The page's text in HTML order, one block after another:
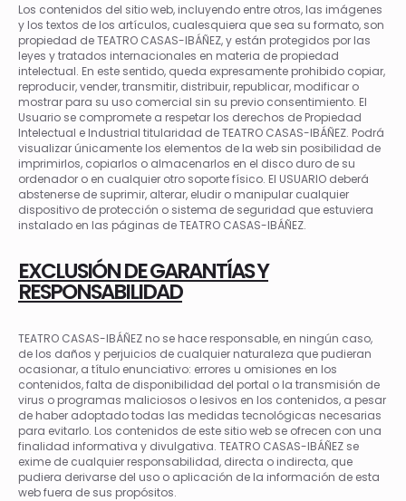
Los contenidos del sitio web, incluyendo entre otros, las imágenes
y los textos de los artículos, cualesquiera que sea su formato, son
propiedad de TEATRO CASAS-IBÁÑEZ, y están protegidos por las
leyes y tratados internacionales en materia de propiedad
intelectual. En este sentido, queda expresamente prohibido copiar,
reproducir, vender, transmitir, distribuir, republicar, modificar o
mostrar para su uso comercial sin su previo consentimiento. El
Usuario se compromete a respetar los derechos de Propiedad
Intelectual e Industrial titularidad de TEATRO CASAS-IBÁÑEZ. Podrá
visualizar únicamente los elementos de la web sin posibilidad de
imprimirlos, copiarlos o almacenarlos en el disco duro de su
ordenador o en cualquier otro soporte físico. El USUARIO deberá
abstenerse de suprimir, alterar, eludir o manipular cualquier
dispositivo de protección o sistema de seguridad que estuviera
instalado en las páginas de TEATRO CASAS-IBÁÑEZ.
EXCLUSIÓN DE GARANTÍAS Y
RESPONSABILIDAD
TEATRO CASAS-IBÁÑEZ no se hace responsable, en ningún caso,
de los daños y perjuicios de cualquier naturaleza que pudieran
ocasionar, a título enunciativo: errores u omisiones en los
contenidos, falta de disponibilidad del portal o la transmisión de
virus o programas maliciosos o lesivos en los contenidos, a pesar
de haber adoptado todas las medidas tecnológicas necesarias
para evitarlo. Los contenidos de este sitio web se ofrecen con una
finalidad informativa y divulgativa. TEATRO CASAS-IBÁÑEZ se
exime de cualquier responsabilidad, directa o indirecta, que
pudiera derivarse del uso o aplicación de la información de esta
web fuera de sus propósitos.